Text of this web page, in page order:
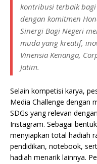
kontribusi terbaik
dengan komitmen
Sinergi Bagi Negeri
muda yang kreatif,
Vinensia Kenanga,
Jatim.
Selain kompetisi karya,
Media Challenge dengan
SDGs yang relevan
Instagram. Sebagai
menyiapkan total hadiah
pendidikan, notebook,
hadiah menarik lainnya.